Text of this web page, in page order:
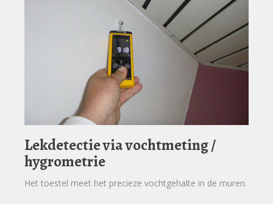
Lekdetectie via vochtmeting /
hygrometrie
Het toestel meet het precieze vochtgehalte in de muren.